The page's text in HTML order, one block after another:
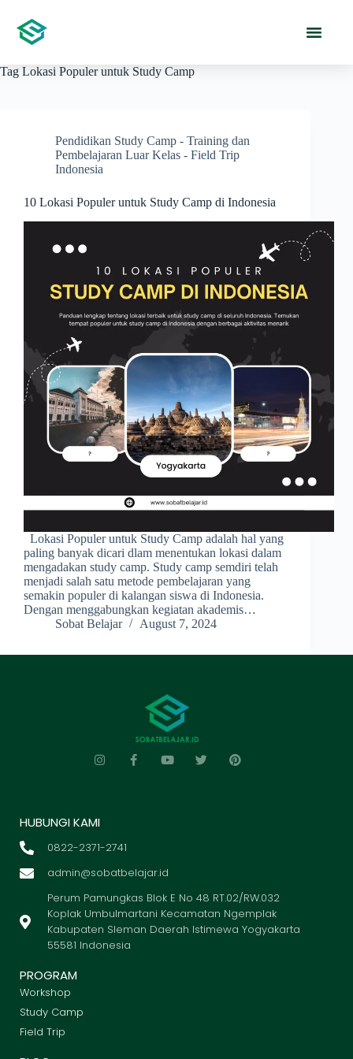
Tag Lokasi Populer untuk Study Camp
Pendidikan Study Camp - Training dan
Pembelajaran Luar Kelas - Field Trip
Indonesia
10 Lokasi Populer untuk Study Camp di Indonesia
Lokasi Populer untuk Study Camp adalah hal yang
paling banyak dicari dlam menentukan lokasi dalam
mengadakan study camp. Study camp semdiri telah
menjadi salah satu metode pembelajaran yang
semakin populer di kalangan siswa di Indonesia.
Dengan menggabungkan kegiatan akademis…
Sobat Belajar
August 7, 2024
HUBUNGI KAMI
0822-2371-2741
admin@sobatbelajar.id
Perum Pamungkas Blok E No 48 RT.02/RW.032
Koplak Umbulmartani Kecamatan Ngemplak
Kabupaten Sleman Daerah Istimewa Yogyakarta
55581 Indonesia
PROGRAM
Workshop
Study Camp
Field Trip